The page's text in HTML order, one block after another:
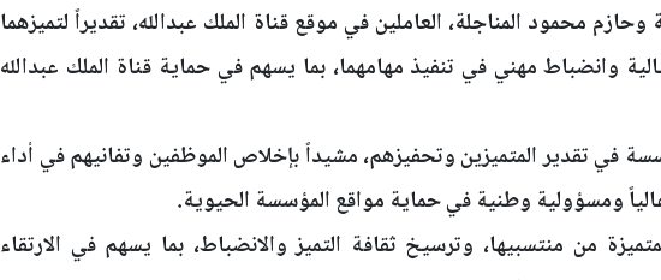
محمود المناجلة، العاملين في موقع قناة الملك عبدالله، تقديراً لتميزهما
وانضباط مهني في تنفيذ مهامهما، بما يسهم في حماية قناة الملك عبدالله
في تقدير المتميزين وتحفيزهم، مشيداً بإخلاص الموظفين وتفانيهم في أداء
ومسؤولية وطنية في حماية مواقع المؤسسة الحيوية.
من منتسبيها، وترسيخ ثقافة التميز والانضباط، بما يسهم في الارتقاء